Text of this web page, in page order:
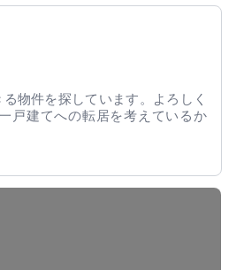
物件を探しています。よろしく
戸建てへの転居を考えているか